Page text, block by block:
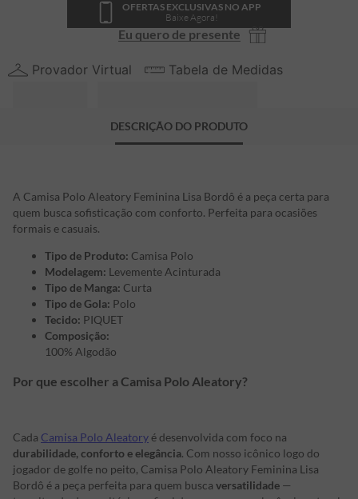
OFERTAS EXCLUSIVAS NO APP
Baixe Agora!
Eu quero de presente
Provador Virtual Tabela de Medidas
DESCRIÇÃO DO PRODUTO
A Camisa Polo Aleatory Feminina Lisa Bordô é a peça certa para
quem busca sofisticação com conforto. Perfeita para ocasiões
formais e casuais.
Tipo de Produto: Camisa Polo
Modelagem: Levemente Acinturada
Tipo de Manga: Curta
Tipo de Gola: Polo
Tecido: PIQUET
Composição:
100% Algodão
Por que escolher a Camisa Polo Aleatory?
Cada Camisa Polo Aleatory é desenvolvida com foco na
durabilidade, conforto e elegância. Com nosso icônico logo do
jogador de golfe no peito, Camisa Polo Aleatory Feminina Lisa
Bordô é a peça perfeita para quem busca versatilidade —